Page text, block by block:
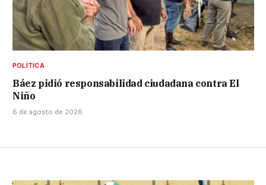
POLÍTICA
Báez pidió responsabilidad ciudadana contra El
Niño
6 de agosto de 2026